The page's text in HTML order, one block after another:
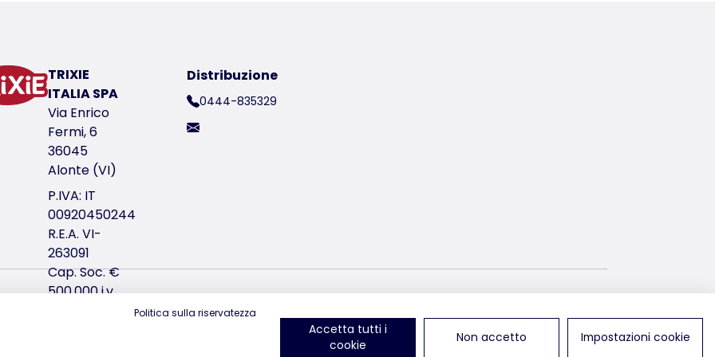
e realizzata a mano, pertanto sono possibili minime variazioni di colore e dimensioni nei prodotti in caeramica
del prodotto 25112
del prodotto 25113
TRIXIE
ITALIA SPA
Via Enrico
Fermi, 6
36045
Alonte (VI)
P.IVA: IT
00920450244
R.E.A. VI-
263091
Cap. Soc. €
500.000 i.v.
Distribuzione
0444-835329
ci trovi su Instagramci trovi su Facebookci trovi su YouTube
Politica sulla riservatezza
Accetta tutti i
cookie
Non accetto Impostazioni cookie